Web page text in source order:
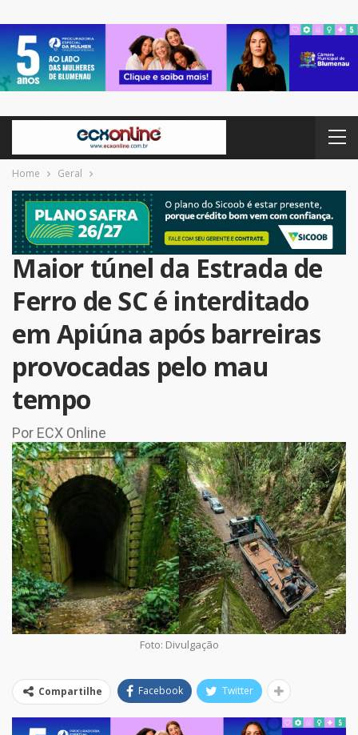
Home Geral
Maior túnel da Estrada de
Ferro de SC é interditado
em Apiúna após barreiras
provocadas pelo mau
tempo
Por ECX Online
Foto: Divulgação
Compartilhe Facebook Twitter